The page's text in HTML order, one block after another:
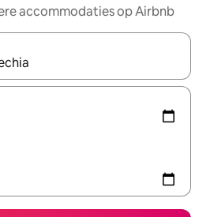
accommodaties op Airbnb
beschikbaar zijn, maak je een keuze